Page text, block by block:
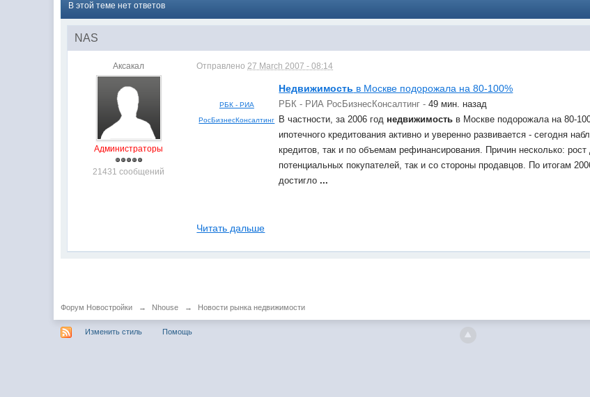
В этой теме нет ответов
NAS
Аксакал
Администраторы
21431 сообщений
Отправлено27 March 2007 - 08:14
РБК - РИА
РосБизнесКонсалтинг
Недвижимость в Москве подорожала на 80-100%
РБК - РИА РосБизнесКонсалтинг - 49 мин. назад
В частности, за 2006 год недвижимость в Москве подорожала на 80-
ипотечного кредитования активно и уверенно развивается - сегодня
кредитов, так и по объемам рефинансирования. Причин несколько:
потенциальных покупателей, так и со стороны продавцов. По итогам
достигло...
Читать дальше
Форум Новостройки → Nhouse → Новости рынка недвижимости
Изменить стиль Помощь